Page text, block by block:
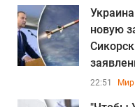
новую
22:51 Мир